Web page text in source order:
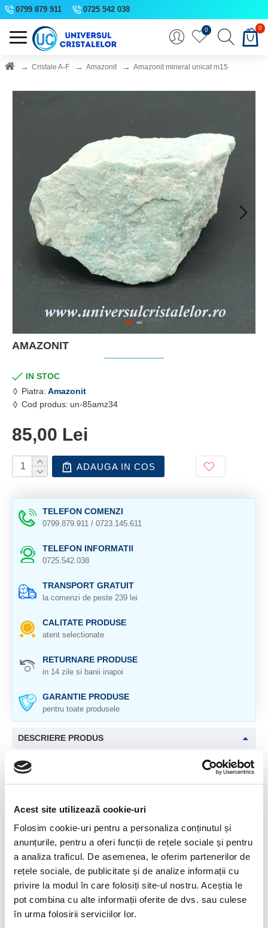
Acest site utilizează cookie-uri
Folosim cookie-uri pentru a personaliza conținutul și
anunțurile, pentru a oferi funcții de rețele sociale și pentru
a analiza traficul. De asemenea, le oferim partenerilor de
rețele sociale, de publicitate și de analize informații cu
privire la modul în care folosiți site-ul nostru. Aceștia le
pot combina cu alte informații oferite de dvs. sau culese
în urma folosirii serviciilor lor.
0799 879 911 0725 542 038
0 0
Cristale A-F Amazonit Amazonit mineral unicat m15
AMAZONIT
IN STOC
Piatra: Amazonit
Cod produs: un-85amz34
85,00 Lei
ADAUGA IN COS
TELEFON COMENZI
0799.879.911 / 0723.145.611
TELEFON INFORMATII
0725.542.038
TRANSPORT GRATUIT
la comenzi de peste 239 lei
CALITATE PRODUSE
atent selectionate
RETURNARE PRODUSE
in 14 zile si banii inapoi
GARANTIE PRODUSE
pentru toate produsele
DESCRIERE PRODUS
Origine: Brazilia
Cristal natural 100 %.
Cristal Unicat. Veti primi exact produsul din imagine.
Amazonitul este piatra liniștii și a echilibrului interior, cu tonuri
fascinante de verde și albastru.
Ea sprijină claritatea gândirii și îți aduce armonie în
momentele tensionate.
Perfectă pentru bijuterii sau obiecte decorative, emană o
energie calmantă constantă.